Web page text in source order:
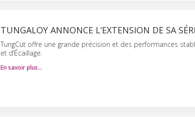
TUNGALOY ANNONCE L’EXTENSION DE SA
TungCut offre une grande précision et des performances
et d’Écaillage.
En savoir plus…